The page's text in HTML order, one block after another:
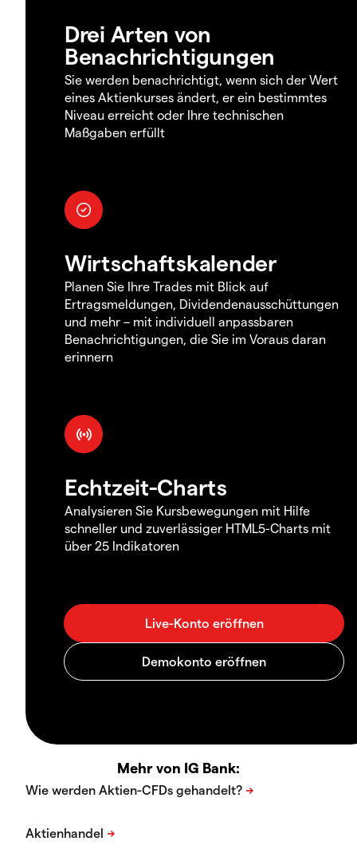
Drei Arten von
Benachrichtigungen
Sie werden benachrichtigt, wenn sich der Wert
eines Aktienkurses ändert, er ein bestimmtes
Niveau erreicht oder Ihre technischen
Maßgaben erfüllt
Wirtschaftskalender
Planen Sie Ihre Trades mit Blick auf
Ertragsmeldungen, Dividendenausschüttungen
und mehr – mit individuell anpassbaren
Benachrichtigungen, die Sie im Voraus daran
erinnern
Echtzeit-Charts
Analysieren Sie Kursbewegungen mit Hilfe
schneller und zuverlässiger HTML5-Charts mit
über 25 Indikatoren
Mehr von IG Bank: